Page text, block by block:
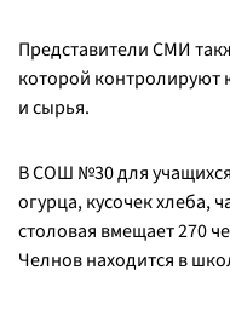
Представители СМИ
которой контролируют
и сырья.
В СОШ №30 для
огурца, кусочек хлеба,
столовая вмещает 270
Челнов находится в